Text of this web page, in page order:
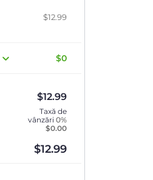
$12.99
$0
$12.99
Taxă de
vânzări 0%
$0.00
$12.99